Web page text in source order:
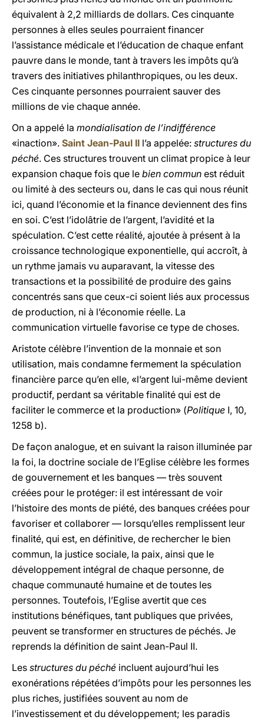
équivalent à 2,2 milliards de dollars. Ces cinquante
personnes à elles seules pourraient financer
l’assistance médicale et l’éducation de chaque enfant
pauvre dans le monde, tant à travers les impôts qu’à
travers des initiatives philanthropiques, ou les deux.
Ces cinquante personnes pourraient sauver des
millions de vie chaque année.
On a appelé la mondialisation de l’indifférence
«inaction». Saint Jean-Paul II l’a appelée: structures du
péché. Ces structures trouvent un climat propice à leur
expansion chaque fois que le bien commun est réduit
ou limité à des secteurs ou, dans le cas qui nous réunit
ici, quand l’économie et la finance deviennent des fins
en soi. C’est l’idolâtrie de l’argent, l’avidité et la
spéculation. C’est cette réalité, ajoutée à présent à la
croissance technologique exponentielle, qui accroît, à
un rythme jamais vu auparavant, la vitesse des
transactions et la possibilité de produire des gains
concentrés sans que ceux-ci soient liés aux processus
de production, ni à l’économie réelle. La
communication virtuelle favorise ce type de choses.
Aristote célèbre l’invention de la monnaie et son
utilisation, mais condamne fermement la spéculation
financière parce qu’en elle, «l’argent lui-même devient
productif, perdant sa véritable finalité qui est de
faciliter le commerce et la production» (Politique I, 10,
1258 b).
De façon analogue, et en suivant la raison illuminée par
la foi, la doctrine sociale de l’Eglise célèbre les formes
de gouvernement et les banques — très souvent
créées pour le protéger: il est intéressant de voir
l’histoire des monts de piété, des banques créées pour
favoriser et collaborer — lorsqu’elles remplissent leur
finalité, qui est, en définitive, de rechercher le bien
commun, la justice sociale, la paix, ainsi que le
développement intégral de chaque personne, de
chaque communauté humaine et de toutes les
personnes. Toutefois, l’Eglise avertit que ces
institutions bénéfiques, tant publiques que privées,
peuvent se transformer en structures de péchés. Je
reprends la définition de saint Jean-Paul II.
Les structures du péché incluent aujourd’hui les
exonérations répétées d’impôts pour les personnes les
plus riches, justifiées souvent au nom de
l’investissement et du développement; les paradis